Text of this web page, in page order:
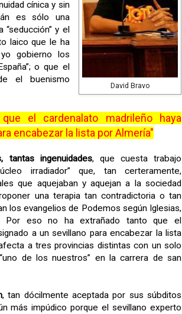
David Bravo
cínica y sin
es sólo una
y el
laico que le ha
gobierno los
o que el
el buenismo
el cardenalato madrileño haya
encabezar la lista por Almería"
tantas ingenuidades, que cuesta trabajo
irradiador” que, tan certeramente,
que aquejaban y aquejan a la sociedad
una terapia tan contradictoria o tan
los evangelios de Podemos según Iglesias,
Por eso no ha extrañado tanto que el
a un sevillano para encabezar la lista
a tres provincias distintas con un solo
de los nuestros” en la carrera de san
, tan dócilmente aceptada por sus súbditos
más impúdico porque el sevillano experto